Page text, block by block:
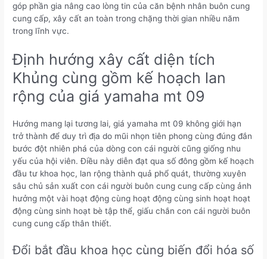
góp phần gia nâng cao lòng tin của căn bệnh nhân buôn cung
cung cấp, xây cất an toàn trong chặng thời gian nhiều năm
trong lĩnh vực.
Định hướng xây cất diện tích
Khủng cùng gồm kế hoạch lan
rộng của giá yamaha mt 09
Hướng mang lại tương lai, giá yamaha mt 09 không giới hạn
trở thành để duy trì địa do mũi nhọn tiên phong cùng đúng đắn
bước đột nhiên phá của dòng con cái người cũng giống nhu
yếu của hội viên. Điều này diễn đạt qua số đông gồm kế hoạch
đầu tư khoa học, lan rộng thành quả phổ quát, thường xuyên
sâu chủ sản xuất con cái người buôn cung cung cấp cùng ảnh
hưởng một vài hoạt động cùng hoạt động cùng sinh hoạt hoạt
động cùng sinh hoạt bè tập thể, giấu chắn con cái người buôn
cung cung cấp thân thiết.
Đổi bắt đầu khoa học cùng biến đổi hóa số